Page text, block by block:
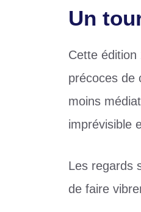
Un
Cette édition
précoces de
moins
imprévisible
Les regards
de faire